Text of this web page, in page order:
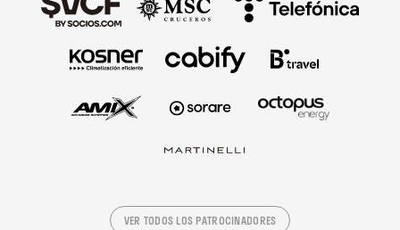
VER TODOS LOS PATROCINADORES